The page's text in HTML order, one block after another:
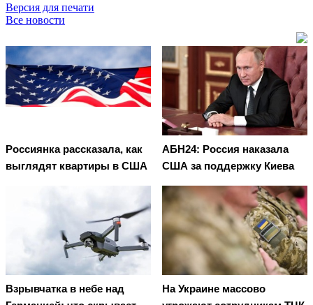
Версия для печати
Все новости
Россиянка рассказала, как
выглядят квартиры в США
АБН24: Россия наказала
США за поддержку Киева
Взрывчатка в небе над
На Украине массово